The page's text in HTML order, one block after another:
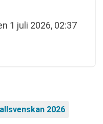
1 juli 2026, 02:37
2026